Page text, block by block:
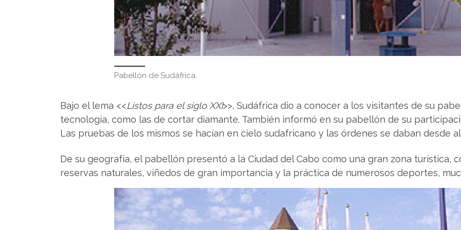
Pabellón de Sudáfrica.
Bajo el lema <<Listos para el siglo XXI>>, Sudáfrica dio a conocer a los visitantes de su
tecnología, como las de cortar diamante. También informó en su pabellón de su
Las pruebas de los mismos se hacían en cielo sudafricano y las órdenes se daban desde
De su geografía, el pabellón presentó a la Ciudad del Cabo como una gran zona turística,
reservas naturales, viñedos de gran importancia y la práctica de numerosos deportes,